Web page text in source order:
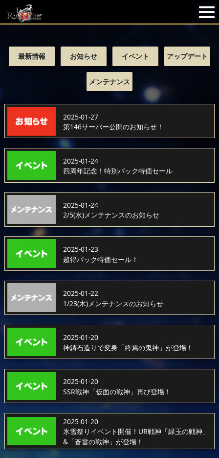
最新情報 お知らせ イベント アップデート
メンテナンス
2025-01-27
第146サーバー公開のお知らせ！
2025-01-24
四周年記念！特別パック特価セール
2025-01-24
2/5(水)メンテナンスのお知らせ
2025-01-23
超得パック特価セール！
2025-01-22
1/23(木)メンテナンスのお知らせ
2025-01-20
神鋳石造りで変身「終焉の鬼神」が登場！
2025-01-20
SSR戦神「仮面の戦神」再び登場！
2025-01-20
氷雪祭りイベント開催！UR戦神「緑玉の戦神」
&「蒼雷の戦神」が登場！